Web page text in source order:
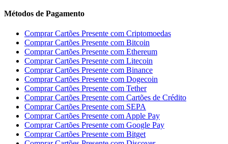
Métodos de Pagamento
Comprar Cartões Presente com Criptomoedas
Comprar Cartões Presente com Bitcoin
Comprar Cartões Presente com Ethereum
Comprar Cartões Presente com Litecoin
Comprar Cartões Presente com Binance
Comprar Cartões Presente com Dogecoin
Comprar Cartões Presente com Tether
Comprar Cartões Presente com Cartões de Crédito
Comprar Cartões Presente com SEPA
Comprar Cartões Presente com Apple Pay
Comprar Cartões Presente com Google Pay
Comprar Cartões Presente com Bitget